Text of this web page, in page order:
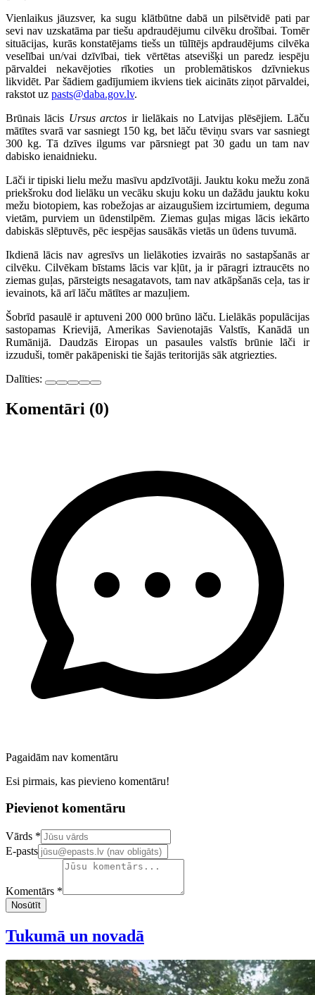
Vienlaikus jāuzsver, ka sugu klātbūtne dabā un pilsētvidē pati par
sevi nav uzskatāma par tiešu apdraudējumu cilvēku drošībai. Tomēr
situācijas, kurās konstatējams tiešs un tūlītējs apdraudējums cilvēka
veselībai un/vai dzīvībai, tiek vērtētas atsevišķi un paredz iespēju
pārvaldei nekavējoties rīkoties un problemātiskos dzīvniekus
likvidēt. Par šādiem gadījumiem ikviens tiek aicināts ziņot pārvaldei,
rakstot uz pasts@daba.gov.lv.
Brūnais lācis Ursus arctos ir lielākais no Latvijas plēsējiem. Lāču
mātītes svarā var sasniegt 150 kg, bet lāču tēviņu svars var sasniegt
300 kg. Tā dzīves ilgums var pārsniegt pat 30 gadu un tam nav
dabisko ienaidnieku.
Lāči ir tipiski lielu mežu masīvu apdzīvotāji. Jauktu koku mežu zonā
priekšroku dod lielāku un vecāku skuju koku un dažādu jauktu koku
mežu biotopiem, kas robežojas ar aizaugušiem izcirtumiem, deguma
vietām, purviem un ūdenstilpēm. Ziemas guļas migas lācis iekārto
dabiskās slēptuvēs, pēc iespējas sausākās vietās un ūdens tuvumā.
Ikdienā lācis nav agresīvs un lielākoties izvairās no sastapšanās ar
cilvēku. Cilvēkam bīstams lācis var kļūt, ja ir pāragri iztraucēts no
ziemas guļas, pārsteigts nesagatavots, tam nav atkāpšanās ceļa, tas ir
ievainots, kā arī lāču mātītes ar mazuļiem.
Šobrīd pasaulē ir aptuveni 200 000 brūno lāču. Lielākās populācijas
sastopamas Krievijā, Amerikas Savienotajās Valstīs, Kanādā un
Rumānijā. Daudzās Eiropas un pasaules valstīs brūnie lāči ir
izzuduši, tomēr pakāpeniski tie šajās teritorijās sāk atgriezties.
Dalīties:
Komentāri (0)
Pagaidām nav komentāru
Esi pirmais, kas pievieno komentāru!
Pievienot komentāru
Confirm your email address
Vārds *
E-pasts
Komentārs *
Nosūtīt
Tukumā un novadā